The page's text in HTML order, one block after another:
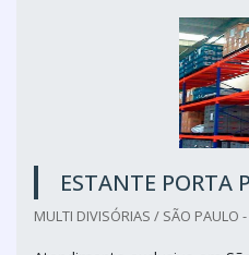
ESTANTE PORTA
MULTI DIVISÓRIAS / SÃO PAULO -